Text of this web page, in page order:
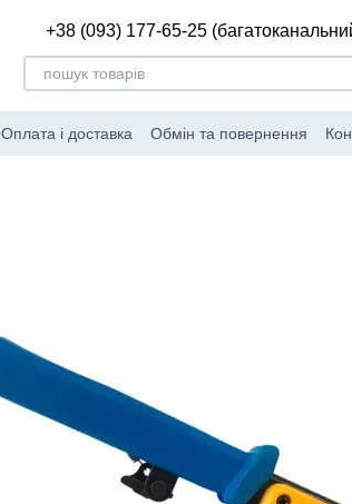
+38 (093) 177-65-25
Оплата і доставка Обмін та повернення